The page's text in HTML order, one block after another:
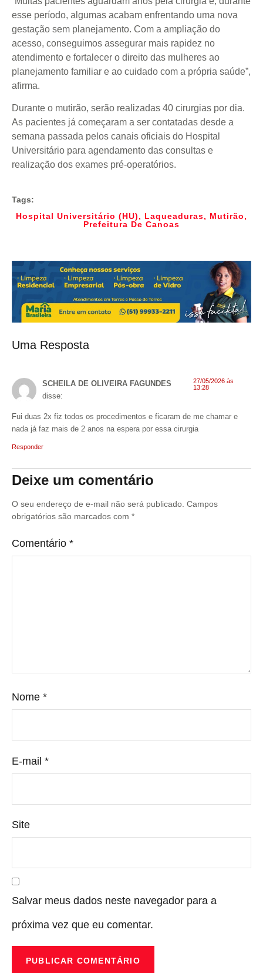
esse período, algumas acabam enfrentando uma nova
gestação sem planejamento. Com a ampliação do
acesso, conseguimos assegurar mais rapidez no
atendimento e fortalecer o direito das mulheres ao
planejamento familiar e ao cuidado com a própria saúde”,
afirma.
Durante o mutirão, serão realizadas 40 cirurgias por dia.
As pacientes já começaram a ser contatadas desde a
semana passada pelos canais oficiais do Hospital
Universitário para agendamento das consultas e
realização dos exames pré-operatórios.
Tags:
Hospital Universitário (HU), Laqueaduras, Mutirão,
Prefeitura De Canoas
Uma Resposta
SCHEILA DE OLIVEIRA FAGUNDES
disse:
27/05/2026 às
13:28
Fui duas 2x fiz todos os procedimentos e ficaram de me chamar e
nada já faz mais de 2 anos na espera por essa cirurgia
Responder
Deixe um comentário
O seu endereço de e-mail não será publicado. Campos
obrigatórios são marcados com *
Comentário *
Nome *
E-mail *
Site
Salvar meus dados neste navegador para a
próxima vez que eu comentar.